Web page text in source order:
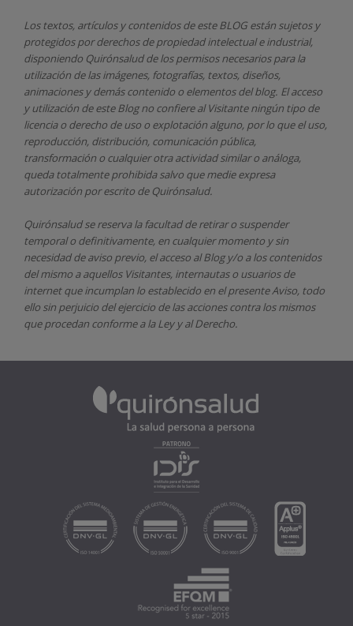
Los textos, artículos y contenidos de este BLOG están sujetos y
protegidos por derechos de propiedad intelectual e industrial,
disponiendo Quirónsaludde los permisos necesarios para la
utilización de las imágenes, fotografías, textos, diseños,
animaciones y demás contenido o elementos del blog. El acceso
y utilización de este Blog no confiere al Visitante ningún tipo de
licencia o derecho de uso o explotación alguno, por lo que el uso,
reproducción, distribución, comunicación pública,
transformación o cualquier otra actividad similar o análoga,
queda totalmente prohibida salvo que medie expresa
autorización por escrito de Quirónsalud.
Quirónsaludse reserva la facultad de retirar o suspender
temporal o definitivamente, en cualquier momento y sin
necesidad de aviso previo, el acceso al Blog y/o a los contenidos
del mismo a aquellos Visitantes, internautas o usuarios de
internet que incumplan lo establecido en el presente Aviso, todo
ello sin perjuicio del ejercicio de las acciones contra los mismos
que procedan conforme a la Ley y al Derecho.